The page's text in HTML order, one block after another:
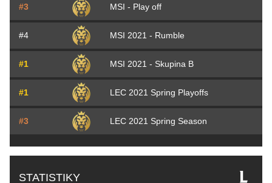
#3 MSI - Play off
#4 MSI 2021 - Rumble
#1 MSI 2021 - Skupina B
#1 LEC 2021 Spring Playoffs
#3 LEC 2021 Spring Season
STATISTIKY